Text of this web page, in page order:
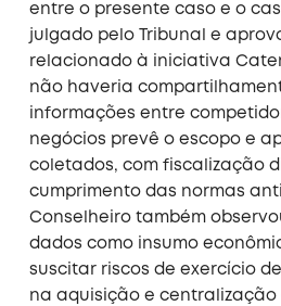
entre o presente caso e o
julgado pelo Tribunal e
relacionado à iniciativa
não haveria
informações entre
negócios prevê o escopo e
coletados, com fiscalização
cumprimento das normas
Conselheiro também
dados como insumo
suscitar riscos de exercício
na aquisição e centralização